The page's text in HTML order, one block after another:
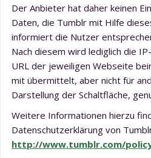
Der Anbieter hat daher keinen
Daten, die Tumblr mit Hilfe
informiert die Nutzer
Nach diesem wird lediglich die
URL der jeweiligen Webseite
mit übermittelt, aber nicht für
Darstellung der Schaltfläche,
Weitere Informationen hierzu
Datenschutzerklärung von
http://www.tumblr.com/